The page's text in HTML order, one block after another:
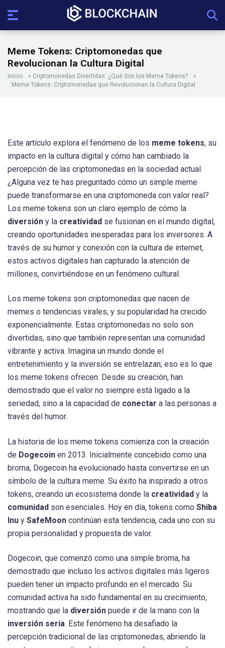
Meme Tokens: Criptomonedas que
Revolucionan la Cultura Digital
Inicio » Criptomonedas Divertidas: ¿Qué Son los Meme Tokens?
»
Meme Tokens: Criptomonedas que Revolucionan la Cultura Digital
Este artículo explora el fenómeno de los meme tokens, su
impacto en la cultura digital y cómo han cambiado la
percepción de las criptomonedas en la sociedad actual.
¿Alguna vez te has preguntado cómo un simple meme
puede transformarse en una criptomoneda con valor real?
Los meme tokens son un claro ejemplo de cómo la
diversión y la creatividad se fusionan en el mundo digital,
creando oportunidades inesperadas para los inversores. A
través de su humor y conexión con la cultura de internet,
estos activos digitales han capturado la atención de
millones, convirtiéndose en un fenómeno cultural.
Los meme tokens son criptomonedas que nacen de
memes o tendencias virales, y su popularidad ha crecido
exponencialmente. Estas criptomonedas no solo son
divertidas, sino que también representan una comunidad
vibrante y activa. Imagina un mundo donde el
entretenimiento y la inversión se entrelazan; eso es lo que
los meme tokens ofrecen. Desde su creación, han
demostrado que el valor no siempre está ligado a la
seriedad, sino a la capacidad de conectar a las personas a
través del humor.
La historia de los meme tokens comienza con la creación
de Dogecoin en 2013. Inicialmente concebido como una
broma, Dogecoin ha evolucionado hasta convertirse en un
símbolo de la cultura meme. Su éxito ha inspirado a otros
tokens, creando un ecosistema donde la creatividad y la
comunidad son esenciales. Hoy en día, tokens como Shiba
Inu y SafeMoon continúan esta tendencia, cada uno con su
propia personalidad y propuesta de valor.
Dogecoin, que comenzó como una simple broma, ha
demostrado que incluso los activos digitales más ligeros
pueden tener un impacto profundo en el mercado. Su
comunidad activa ha sido fundamental en su crecimiento,
mostrando que la diversión puede ir de la mano con la
inversión seria. Este fenómeno ha desafiado la
percepción tradicional de las criptomonedas, abriendo la